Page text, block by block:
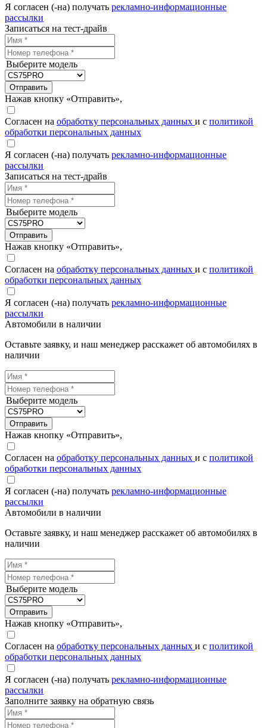
Я согласен (-на) получать рекламно-информационные
рассылки
Записаться на тест-драйв
Выберите модель
Отправить
Нажав кнопку «Отправить»,
Согласен на обработку персональных данных и с политикой
обработки персональных данных
Я согласен (-на) получать рекламно-информационные
рассылки
Записаться на тест-драйв
Выберите модель
Отправить
Нажав кнопку «Отправить»,
Согласен на обработку персональных данных и с политикой
обработки персональных данных
Я согласен (-на) получать рекламно-информационные
рассылки
Автомобили в наличии
Оставьте заявку, и наш менеджер расскажет об автомобилях в
наличии
Выберите модель
Отправить
Нажав кнопку «Отправить»,
Согласен на обработку персональных данных и с политикой
обработки персональных данных
Я согласен (-на) получать рекламно-информационные
рассылки
Автомобили в наличии
Оставьте заявку, и наш менеджер расскажет об автомобилях в
наличии
Выберите модель
Отправить
Нажав кнопку «Отправить»,
Согласен на обработку персональных данных и с политикой
обработки персональных данных
Я согласен (-на) получать рекламно-информационные
рассылки
Заполните заявку на обратную связь